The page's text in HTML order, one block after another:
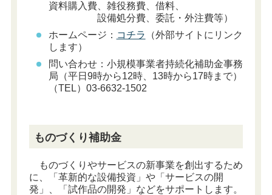
資料購入費、雑役務費、借料、
設備処分費、委託・外注費等）
ホームページ： コチラ （外部サイトにリンク
します）
問い合わせ：小規模事業者持続化補助金事務
局（平日9時から12時、13時から17時まで）
（TEL）03-6632-1502
ものづくり補助金
ものづくりやサービスの新事業を創出するため
に、「革新的な設備投資」や「サービスの開
発」、「試作品の開発」などをサポートします。